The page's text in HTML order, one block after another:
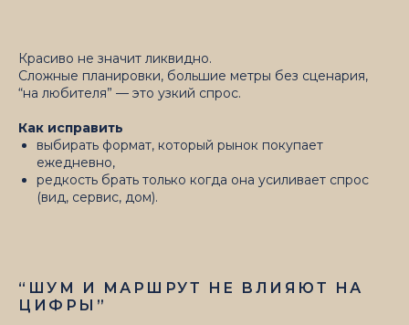
Красиво не значит ликвидно.
Сложные планировки, большие метры без сценария,
“на любителя” — это узкий спрос.
Как исправить
выбирать формат, который рынок покупает
ежедневно,
редкость брать только когда она усиливает спрос
(вид, сервис, дом).
“ШУМ И МАРШРУТ НЕ ВЛИЯЮТ НА
ЦИФРЫ”